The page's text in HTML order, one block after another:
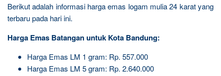
Berikut adalah informasi harga emas logam mulia 24 karat yang
terbaru pada hari ini.
Harga Emas Batangan untuk Kota Bandung:
Harga Emas LM 1 gram: Rp. 557.000
Harga Emas LM 5 gram: Rp. 2.640.000